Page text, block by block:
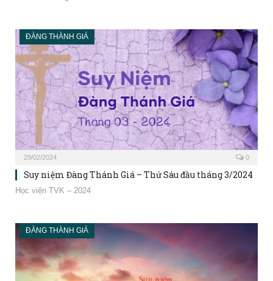
ĐÀNG THÀNH GIÁ
29/02/2024 0
Suy niệm Đàng Thánh Giá – Thứ Sáu đầu tháng 3/2024
Học viện TVK – 2024
ĐÀNG THÀNH GIÁ